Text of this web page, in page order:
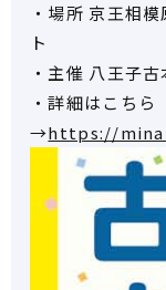
・場所 京王相
ト
・主催 八王子
・詳細はこちら
→https://